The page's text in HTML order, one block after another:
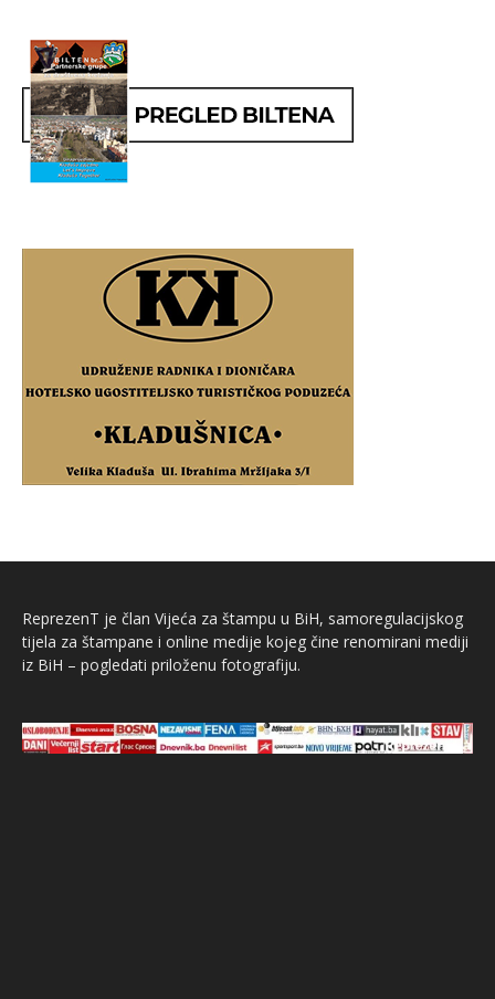
ReprezenT je član Vijeća za štampu u BiH, samoregulacijskog
tijela za štampane i online medije kojeg čine renomirani mediji
iz BiH – pogledati priloženu fotografiju.